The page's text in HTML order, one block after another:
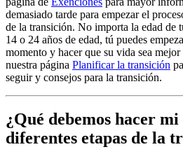
demasiado tarde para empezar el
de la transición. No importa la edad de
14 o 24 años de edad, tú puedes
momento y hacer que su vida sea
nuestra página Planificar la transición
seguir y consejos para la transición.
¿Qué debemos hacer
diferentes etapas de la